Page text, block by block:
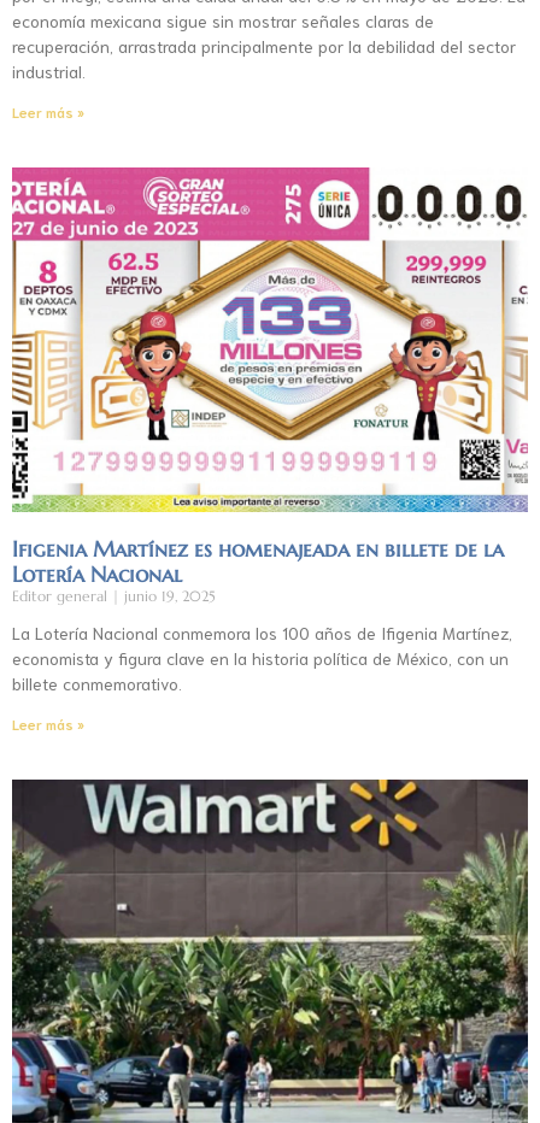
economía mexicana sigue sin mostrar señales claras de
recuperación, arrastrada principalmente por la debilidad del sector
industrial.
Leer más »
Ifigenia Martínez es homenajeada en billete de la
Lotería Nacional
Editor general junio 19, 2025
La Lotería Nacional conmemora los 100 años de Ifigenia Martínez,
economista y figura clave en la historia política de México, con un
billete conmemorativo.
Leer más »